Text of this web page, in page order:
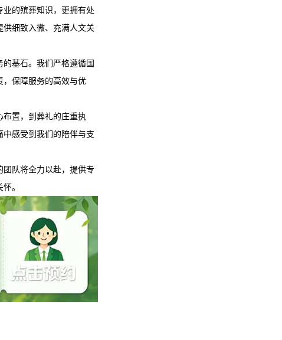
的殡葬知识，更拥有处
细致入微、充满人文关
的基石。我们严格遵循国
，保障服务的高效与优
置，到葬礼的庄重执
感受到我们的陪伴与支
队将全力以赴，提供专
。